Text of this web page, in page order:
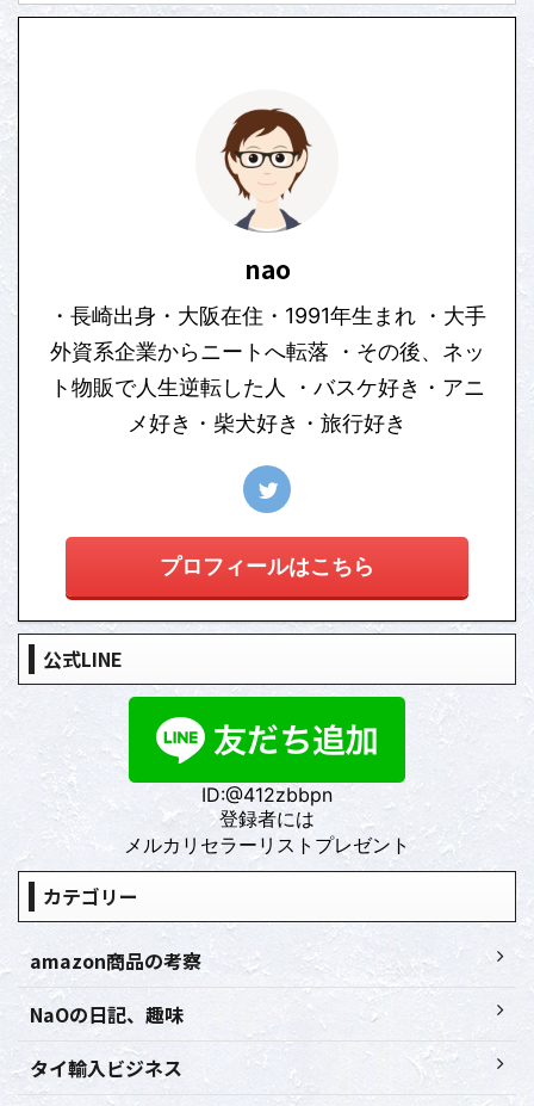
nao
・長崎出身・大阪在住・1991年生まれ ・大手
外資系企業からニートへ転落 ・その後、ネッ
ト物販で人生逆転した人 ・バスケ好き・アニ
メ好き・柴犬好き・旅行好き
プロフィールはこちら
公式LINE
ID:@412zbbpn
登録者には
メルカリセラーリストプレゼント
カテゴリー
amazon商品の考察
NaOの日記、趣味
タイ輸入ビジネス